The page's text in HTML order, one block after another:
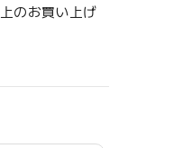
のお買い上げ